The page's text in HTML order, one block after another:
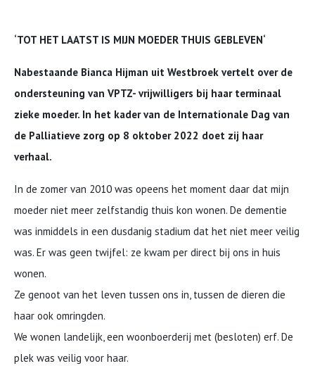
‘TOT HET LAATST IS MIJN MOEDER THUIS GEBLEVEN‘
Nabestaande Bianca Hijman uit Westbroek vertelt over de
ondersteuning van VPTZ- vrijwilligers bij haar terminaal
zieke moeder. In het kader van de Internationale Dag van
de Palliatieve zorg op 8 oktober 2022 doet zij haar
verhaal.
In de zomer van 2010 was opeens het moment daar dat mijn
moeder niet meer zelfstandig thuis kon wonen. De dementie
was inmiddels in een dusdanig stadium dat het niet meer veilig
was. Er was geen twijfel: ze kwam per direct bij ons in huis
wonen.
Ze genoot van het leven tussen ons in, tussen de dieren die
haar ook omringden.
We wonen landelijk, een woonboerderij met (besloten) erf. De
plek was veilig voor haar.